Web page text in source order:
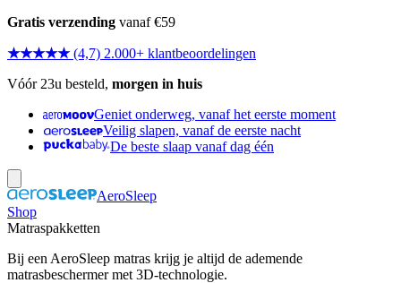
Gratis verzending vanaf €59
★★★★★ (4,7) 2.000+ klantbeoordelingen
Vóór 23u besteld, morgen in huis
Geniet onderweg, vanaf het eerste moment
Veilig slapen, vanaf de eerste nacht
De beste slaap vanaf dag één
AeroSleep
Shop
Matraspakketten
Bij een AeroSleep matras krijg je altijd de ademende
matrasbeschermer met 3D-technologie.